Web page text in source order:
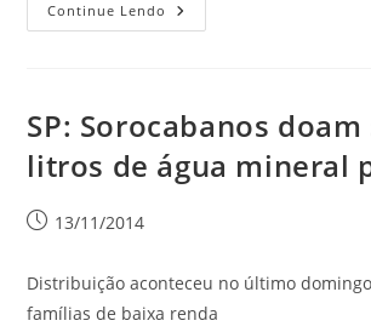
Continue Lendo
SP: Sorocabanos
litros de água mineral
13/11/2014
Distribuição aconteceu no último
famílias de baixa renda